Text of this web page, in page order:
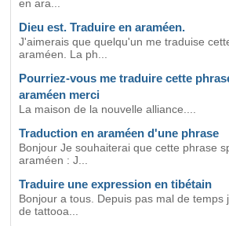
en ara...
Dieu est. Traduire en araméen.
J'aimerais que quelqu'un me traduise
araméen. La ph...
Pourriez-vous me traduire cette
araméen merci
La maison de la nouvelle alliance....
Traduction en araméen d'une phrase
Bonjour Je souhaiterai que cette phrase
araméen : J...
Traduire une expression en tibétain
Bonjour a tous. Depuis pas mal de temps
de tattooa...